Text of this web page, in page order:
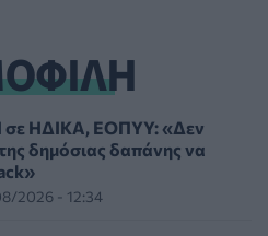
64% των Ελλήνων
για χάρη του
και 13 νεκρούς
σε ΗΔΙΚΑ, ΕΟΠΥΥ: «Δεν
δημόσιας δαπάνης να
2026 - 12:34